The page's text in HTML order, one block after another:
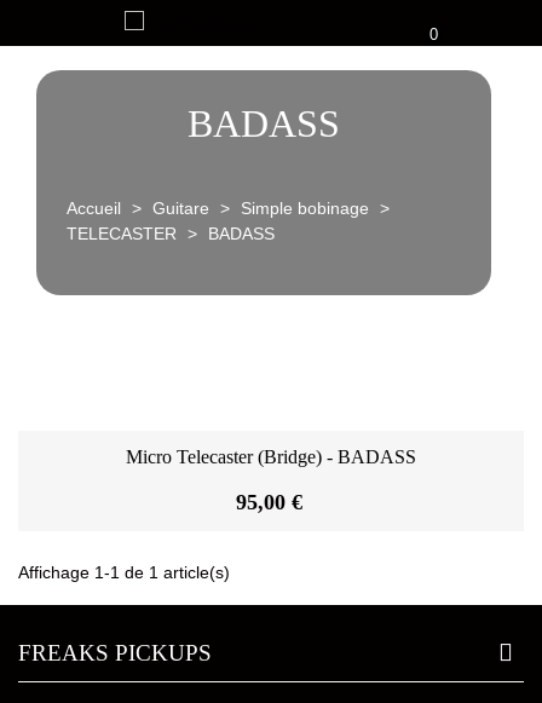
0
BADASS
Accueil > Guitare > Simple bobinage
>
TELECASTER
> BADASS
Micro Telecaster (Bridge) - BADASS
95,00 €
Affichage 1-1 de 1 article(s)
FREAKS PICKUPS